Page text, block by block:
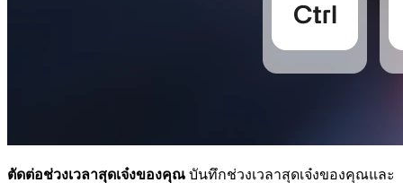
ตัดต่อช่วงเวลาสุดเจ๋งของคุณ บันทึกช่วงเวลาสุดเจ๋งของคุณและ